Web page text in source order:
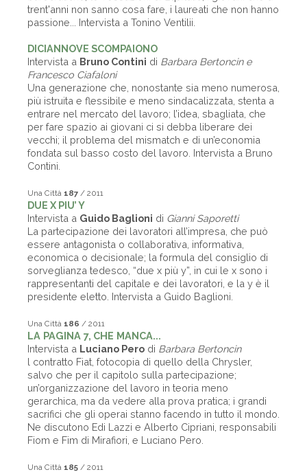
trent'anni non sanno cosa fare, i laureati che non hanno
passione... Intervista a Tonino Ventilii.
DICIANNOVE SCOMPAIONO
Intervista a Bruno Contini di Barbara Bertoncin e
Francesco Ciafaloni
Una generazione che, nonostante sia meno numerosa,
più istruita e flessibile e meno sindacalizzata, stenta a
entrare nel mercato del lavoro; l’idea, sbagliata, che
per fare spazio ai giovani ci si debba liberare dei
vecchi; il problema del mismatch e di un’economia
fondata sul basso costo del lavoro. Intervista a Bruno
Contini.
Una Città 187 / 2011
DUE X PIU’ Y
Intervista a Guido Baglioni di Gianni Saporetti
La partecipazione dei lavoratori all’impresa, che può
essere antagonista o collaborativa, informativa,
economica o decisionale; la formula del consiglio di
sorveglianza tedesco, “due x più y”, in cui le x sono i
rappresentanti del capitale e dei lavoratori, e la y è il
presidente eletto. Intervista a Guido Baglioni.
Una Città 186 / 2011
LA PAGINA 7, CHE MANCA...
Intervista a Luciano Pero di Barbara Bertoncin
l contratto Fiat, fotocopia di quello della Chrysler,
salvo che per il capitolo sulla partecipazione;
un’organizzazione del lavoro in teoria meno
gerarchica, ma da vedere alla prova pratica; i grandi
sacrifici che gli operai stanno facendo in tutto il mondo.
Ne discutono Edi Lazzi e Alberto Cipriani, responsabili
Fiom e Fim di Mirafiori, e Luciano Pero.
Una Città 185 / 2011